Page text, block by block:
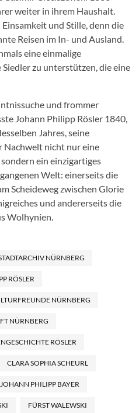
weiter in ihrem Haushalt.
und Stille, denn die
Reisen im In- und Ausland.
eine einmalige
zu unterstützen, die eine
und frommer
Johann Philipp Rösler 1840,
Jahres, seine
nicht nur eine
ein einzigartiges
Welt: einerseits die
Scheideweg zwischen Glorie
und andererseits die
Wolhynien.
NÜRNBERG
RÖSLER
NÜRNBERG
NÜRNBERG
RÖSLER
CLARA SOPHIA SCHEURL
JOHANN PHILIPP BAYER
FÜRST WALEWSKI